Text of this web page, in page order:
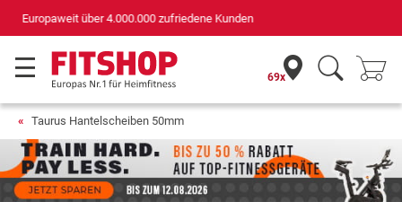
für Sportgeräte (n-tv+DISQ 2016-2024)
69x
Taurus Hantelscheiben 50mm